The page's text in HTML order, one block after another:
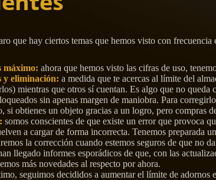
que hay ciertos temas que hemos visto con
máximo: ahora que hemos visto las cifras de uso,
y eliminación: a medida que te acercas al límite del
mientras que otros sí cuentan. Es algo que no
sin apenas margen de maniobra. Para
si obtienes un objeto gracias a un logro, pero compras
somos conscientes de que existe un error que provoca
a cargar de forma incorrecta. Tenemos preparada
la corrección cuando estemos seguros de que no
llegado informes esporádicos de que, con las
más novedades al respecto por ahora.
seguimos decididos a aumentar el límite de adornos